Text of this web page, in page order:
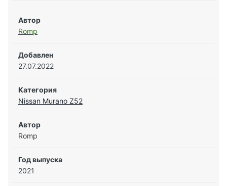
Автор
Romp
Добавлен
27.07.2022
Категория
Nissan Murano Z52
Автор
Romp
Год выпуска
2021